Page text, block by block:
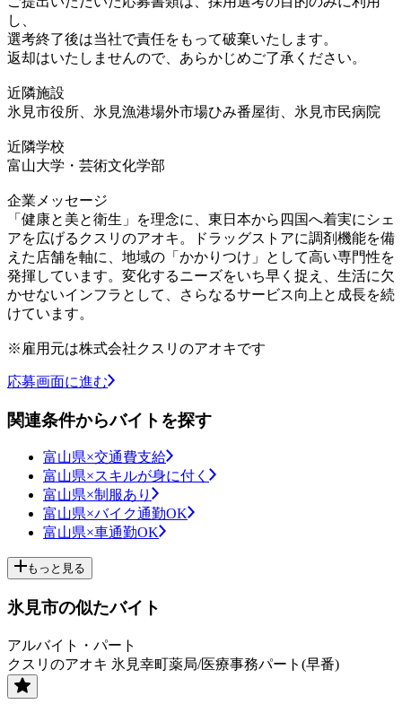
し、
選考終了後は当社で責任をもって破棄いたします。
返却はいたしませんので、あらかじめご了承ください。
近隣施設
氷見市役所、氷見漁港場外市場ひみ番屋街、氷見市民病院
近隣学校
富山大学・芸術文化学部
企業メッセージ
「健康と美と衛生」を理念に、東日本から四国へ着実にシェ
アを広げるクスリのアオキ。ドラッグストアに調剤機能を備
えた店舗を軸に、地域の「かかりつけ」として高い専門性を
発揮しています。変化するニーズをいち早く捉え、生活に欠
かせないインフラとして、さらなるサービス向上と成長を続
けています。
※雇用元は株式会社クスリのアオキです
応募画面に進む
関連条件からバイトを探す
富山県×交通費支給
富山県×スキルが身に付く
富山県×制服あり
富山県×バイク通勤OK
富山県×車通勤OK
もっと見る
氷見市の似たバイト
アルバイト・パート
クスリのアオキ 氷見幸町薬局/医療事務パート(早番)